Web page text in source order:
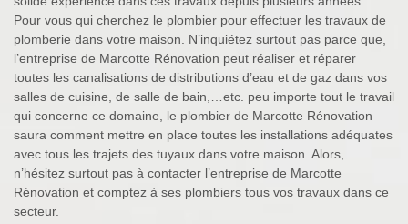
Pour vous qui cherchez le plombier pour effectuer les travaux de
plomberie dans votre maison. N’inquiétez surtout pas parce que,
l’entreprise de Marcotte Rénovation peut réaliser et réparer
toutes les canalisations de distributions d’eau et de gaz dans vos
salles de cuisine, de salle de bain,…etc. peu importe tout le travail
qui concerne ce domaine, le plombier de Marcotte Rénovation
saura comment mettre en place toutes les installations adéquates
avec tous les trajets des tuyaux dans votre maison. Alors,
n’hésitez surtout pas à contacter l’entreprise de Marcotte
Rénovation et comptez à ses plombiers tous vos travaux dans ce
secteur.